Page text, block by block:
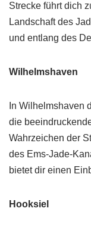
Strecke führt dich
Landschaft des
und entlang des
Wilhelmshaven
In Wilhelmshaven
die
Wahrzeichen der
des Ems-Jade-
bietet dir einen
Hooksiel